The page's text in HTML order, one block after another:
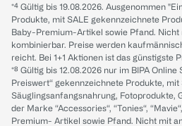
*⁴ Gültig bis 19.08.2026. Ausgenommen
Produkte, mit SALE gekennzeichnete
Baby-Premium-Artikel sowie Pfand.
kombinierbar. Preise werden
reicht. Bei 1+1 Aktionen ist das günstigste
*⁸ Gültig bis 12.08.2026 nur im BIPA
Preiswert“ gekennzeichnete Produkte,
Säuglingsanfangsnahrung, Fotoprodukte,
der Marke “Accessories“, “Tonies“,
Premium- Artikel sowie Pfand. Nicht mit